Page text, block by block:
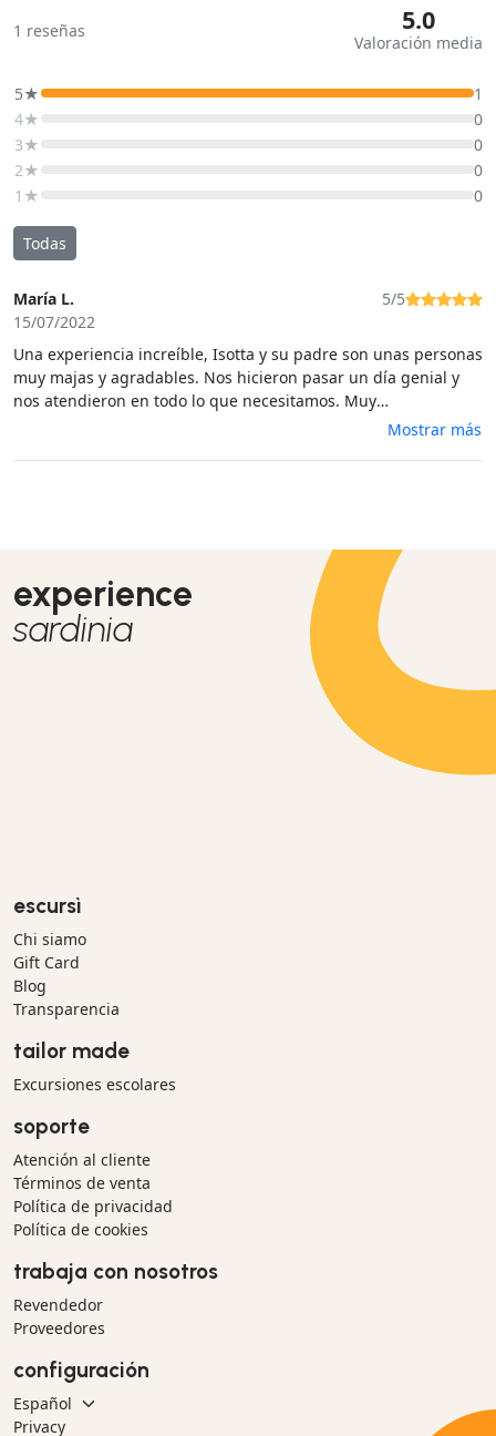
1 reseñas 5.0
Valoración media
5★
1
4★
0
3★
0
2★
0
1★
0
Todas
María L.
15/07/2022
5/5
Una experiencia increíble, Isotta y su padre son unas personas
muy majas y agradables. Nos hicieron pasar un día genial y
nos atendieron en todo lo que necesitamos. Muy
Mostrar más
experience
sardinia
escursì
Chi siamo
Gift Card
Blog
Transparencia
tailor made
Excursiones escolares
soporte
Atención al cliente
Términos de venta
Política de privacidad
Política de cookies
trabaja con nosotros
Revendedor
Proveedores
configuración
Privacy